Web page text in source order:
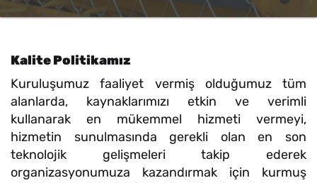
Kalite Politikamız
Kuruluşumuz faaliyet vermiş olduğumuz tüm
alanlarda, kaynaklarımızı etkin ve verimli
kullanarak en mükemmel hizmeti vermeyi,
hizmetin sunulmasında gerekli olan en son
teknolojik gelişmeleri takip ederek
organizasyonumuza kazandırmak için kurmuş